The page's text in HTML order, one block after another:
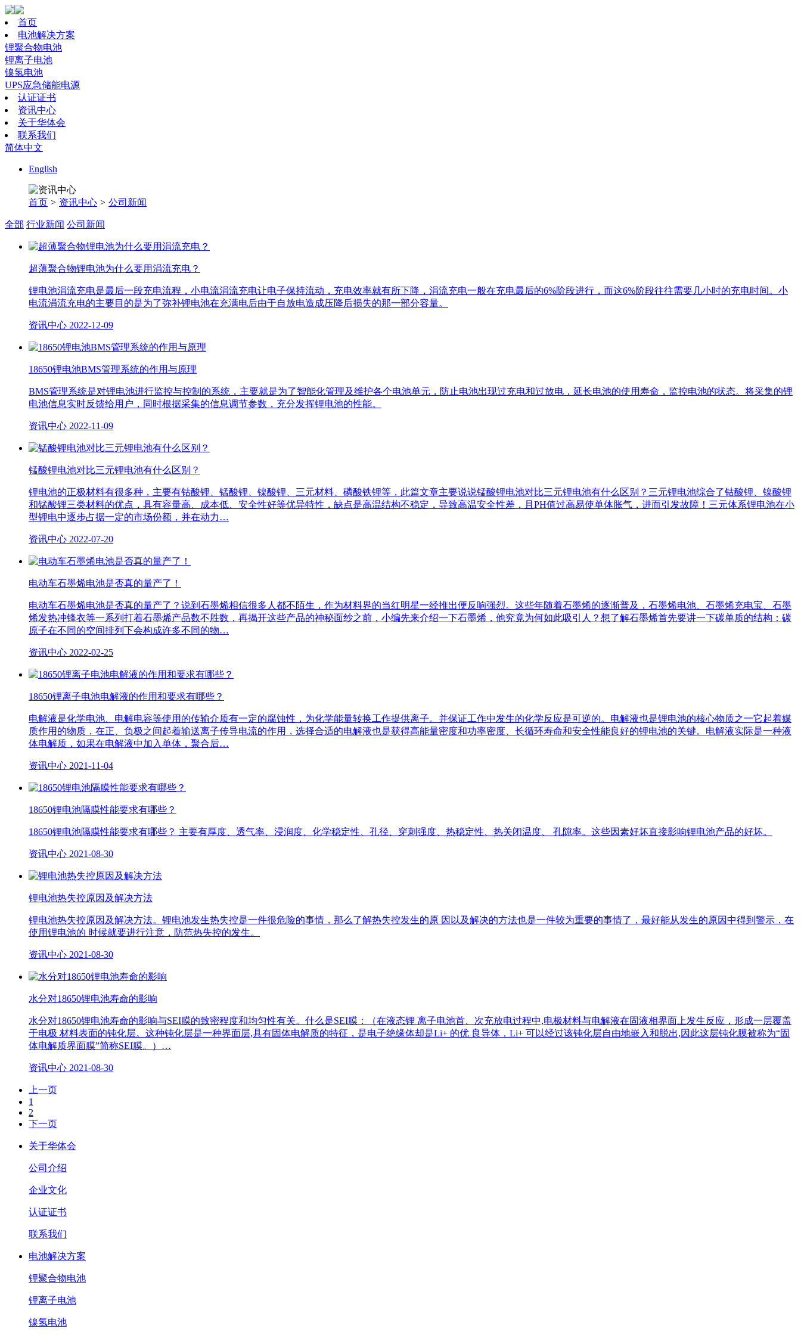
首页
电池解决方案
锂聚合物电池
锂离子电池
镍氢电池
UPS应急储能电源
认证证书
资讯中心
关于华体会
联系我们
简体中文
English
首页 > 资讯中心 > 公司新闻
全部 行业新闻 公司新闻
超薄聚合物锂电池为什么要用涓流充电？
锂电池涓流充电是最后一段充电流程，小电流涓流充电让电子保持流动，充电效率就有所下降，涓流充电一般在充电最后的6%阶段进行，而这6%阶段往往需要几小时的充电时间。小
电流涓流充电的主要目的是为了弥补锂电池在充满电后由于自放电造成压降后损失的那一部分容量。
资讯中心 2022-12-09
18650锂电池BMS管理系统的作用与原理
BMS管理系统是对锂电池进行监控与控制的系统，主要就是为了智能化管理及维护各个电池单元，防止电池出现过充电和过放电，延长电池的使用寿命，监控电池的状态。将采集的锂
电池信息实时反馈给用户，同时根据采集的信息调节参数，充分发挥锂电池的性能。
资讯中心 2022-11-09
锰酸锂电池对比三元锂电池有什么区别？
锂电池的正极材料有很多种，主要有钴酸锂、锰酸锂、镍酸锂、三元材料、磷酸铁锂等，此篇文章主要说说锰酸锂电池对比三元锂电池有什么区别？三元锂电池综合了钴酸锂、镍酸锂
和锰酸锂三类材料的优点，具有容量高、成本低、安全性好等优异特性，缺点是高温结构不稳定，导致高温安全性差，且PH值过高易使单体胀气，进而引发故障！三元体系锂电池在小
型锂电中逐步占据一定的市场份额，并在动力…
资讯中心 2022-07-20
电动车石墨烯电池是否真的量产了！
电动车石墨烯电池是否真的量产了？说到石墨烯相信很多人都不陌生，作为材料界的当红明星一经推出便反响强烈。这些年随着石墨烯的逐渐普及，石墨烯电池、石墨烯充电宝、石墨
烯发热冲锋衣等一系列打着石墨烯产品数不胜数，再揭开这些产品的神秘面纱之前，小编先来介绍一下石墨烯，他究竟为何如此吸引人？想了解石墨烯首先要讲一下碳单质的结构：碳
原子在不同的空间排列下会构成许多不同的物…
资讯中心 2022-02-25
18650锂离子电池电解液的作用和要求有哪些？
电解液是化学电池、电解电容等使用的传输介质有一定的腐蚀性，为化学能量转换工作提供离子。并保证工作中发生的化学反应是可逆的。电解液也是锂电池的核心物质之一它起着媒
质作用的物质，在正、负极之间起着输送离子传导电流的作用，选择合适的电解液也是获得高能量密度和功率密度、长循环寿命和安全性能良好的锂电池的关键。电解液实际是一种液
体电解质，如果在电解液中加入单体，聚合后…
资讯中心 2021-11-04
18650锂电池隔膜性能要求有哪些？
18650锂电池隔膜性能要求有哪些？ 主要有厚度、透气率、浸润度、化学稳定性、孔径、穿刺强度、热稳定性、热关闭温度、 孔隙率。这些因素好坏直接影响锂电池产品的好坏。
资讯中心 2021-08-30
锂电池热失控原因及解决方法
锂电池热失控原因及解决方法。锂电池发生热失控是一件很危险的事情，那么了解热失控发生的原 因以及解决的方法也是一件较为重要的事情了，最好能从发生的原因中得到警示，在
使用锂电池的 时候就要进行注意，防范热失控的发生。
资讯中心 2021-08-30
水分对18650锂电池寿命的影响
水分对18650锂电池寿命的影响与SEI膜的致密程度和均匀性有关。什么是SEI膜：（在液态锂 离子电池首、次充放电过程中,电极材料与电解液在固液相界面上发生反应，形成一层覆盖
于电极 材料表面的钝化层。这种钝化层是一种界面层,具有固体电解质的特征，是电子绝缘体却是Li+ 的优 良导体，Li+ 可以经过该钝化层自由地嵌入和脱出,因此这层钝化膜被称为“固
体电解质界面膜”简称SEI膜。）…
资讯中心 2021-08-30
上一页
1
2
下一页
关于华体会
公司介绍
企业文化
认证证书
联系我们
电池解决方案
锂聚合物电池
锂离子电池
镍氢电池